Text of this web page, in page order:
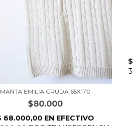
MANTA EMILIA CRUDA 65X170
$80.000